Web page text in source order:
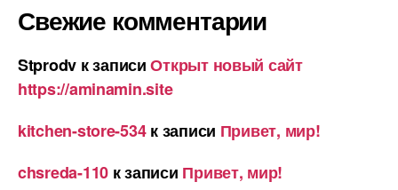
Свежие комментарии
Stprodv к записиОткрыт новый сайт
https://aminamin.site
kitchen-store-534к записи Привет, мир!
chsreda-110 к записи Привет, мир!